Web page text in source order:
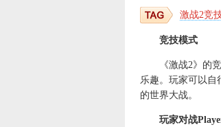
激战2竞
竞技模式
《激战2》的竞
乐趣。玩家可以自
的世界大战。
玩家对战Player